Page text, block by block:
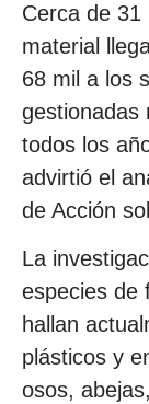
Cerca de 31
material
68 mil a los
gestionadas
todos los
advirtió el
de Acción
La
especies de
hallan
plásticos y
osos,